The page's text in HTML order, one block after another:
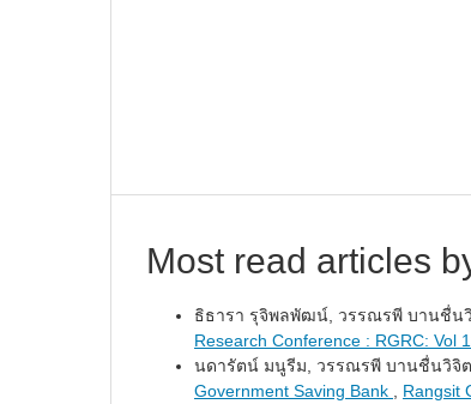
Most read articles
ธิธารา รุจิพลพัฒน์, วรรณรพี บานชื่นวิ
Research Conference : RGRC: Vol
นดารัตน์ มนูรีม, วรรณรพี บานชื่นวิจิต
Government Saving Bank
Rangsit